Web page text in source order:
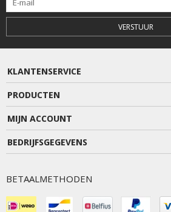
VERSTUUR
KLANTENSERVICE
PRODUCTEN
MIJN ACCOUNT
BEDRIJFSGEGEVENS
BETAALMETHODEN